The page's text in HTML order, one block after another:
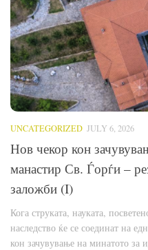
UNCATEGORIZED JULY 6, 2026
Нов чекор кон
манастир Св. Ѓорѓи –
заложби (I)
Кога струката, науката,
наследство ќе се соединат на
кон зачувување на минатото за